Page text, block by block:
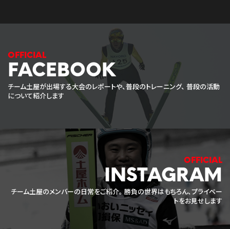
FACEBOOK
チーム土屋が出場する大会のレポートや、普段のトレーニング、 普段の活動
について紹介します
INSTAGRAM
チーム土屋のメンバーの日常をご紹介。 勝負の世界はもちろん、プライベー
トをお見せします